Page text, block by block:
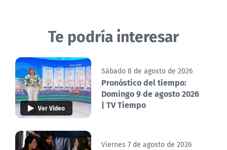
Te podría interesar
Ver Video
Sábado 8 de agosto de 2026
Pronóstico del tiempo:
Domingo 9 de agosto 2026
| TV Tiempo
Viernes 7 de agosto de 2026